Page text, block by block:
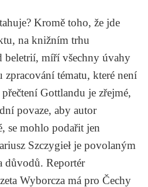
Kromě toho, že jde
na knižním trhu
beletrií, míří všechny úvahy
tématu, které není
Gottlandu je zřejmé,
povaze, aby autor
se mohlo podařit jen
Szczygieł je povolaným
důvodů. Reportér
Wyborcza má pro Čechy